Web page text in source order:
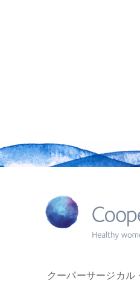
クーパーサージカル